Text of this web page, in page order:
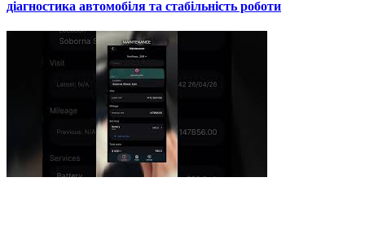
діагностика автомобіля та стабільність роботи